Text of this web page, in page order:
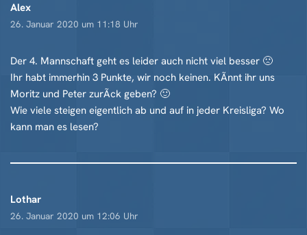
Alex
26. Januar 2020 um 11:18 Uhr
Der 4. Mannschaft geht es leider auch nicht viel besser 🙁
Ihr habt immerhin 3 Punkte, wir noch keinen. KÃnnt ihr uns
Moritz und Peter zurÃck geben? 🙂
Wie viele steigen eigentlich ab und auf in jeder Kreisliga? Wo
kann man es lesen?
Lothar
26. Januar 2020 um 12:06 Uhr